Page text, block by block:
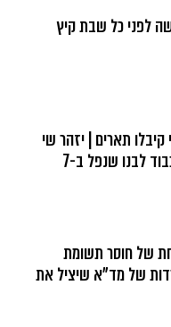
לפני כל שבת קיץ
קיבלו תארים | יזהר שי
הקדיש את אות הכבוד לבנו שנפל ב-7
של חוסר תשומת
של מד"א שיציל את